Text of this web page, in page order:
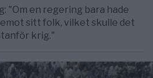
"Om en regering bara hade
sitt folk, vilket skulle det
krig."